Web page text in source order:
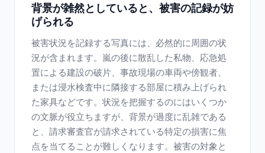
背景が雑然としていると、被害の記録が妨
げられる
被害状況を記録する写真には、必然的に周囲の状
況が含まれます。嵐の後に散乱した私物、応急処
置による建設の破片、事故現場の車両や傍観者、
または浸水検査中に隣接する部屋に積み上げられ
た家具などです。状況を把握するのにはいくつか
の文脈が役立ちますが、背景が過度に乱雑である
と、請求審査官が請求されている特定の損害に焦
点を当てることが難しくなります。被害の対象と